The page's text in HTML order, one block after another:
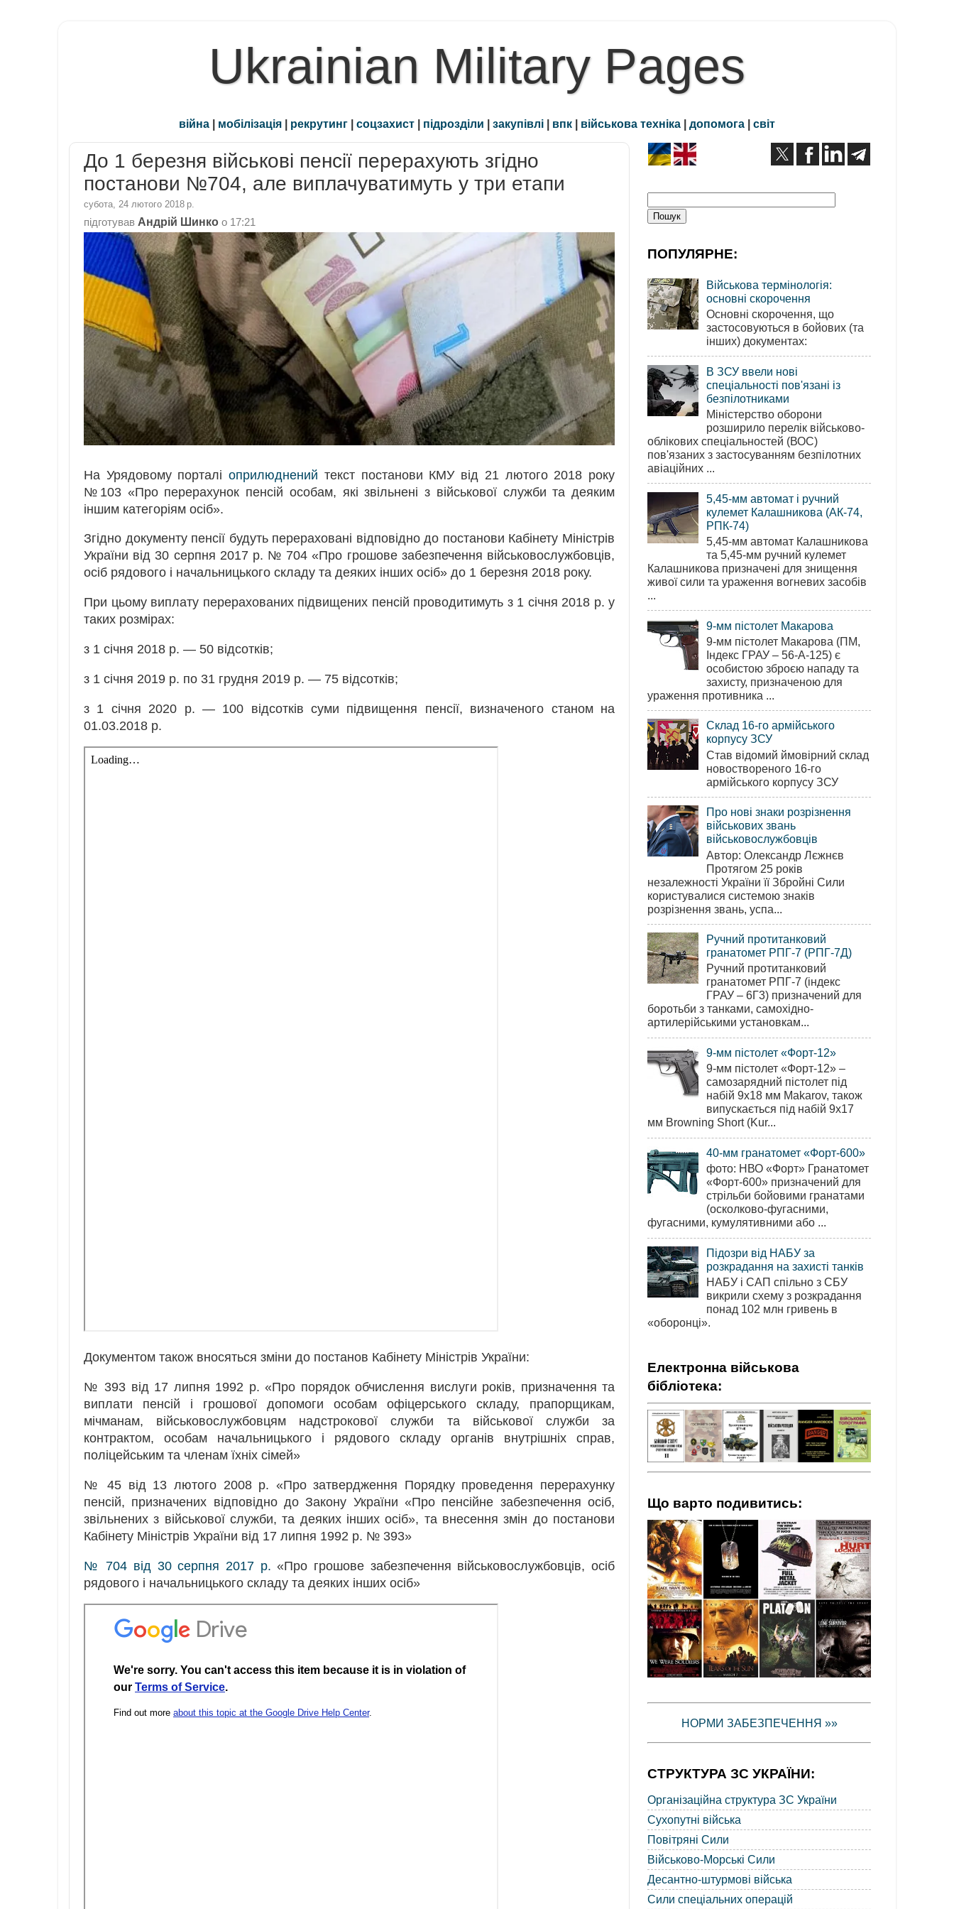
Ukrainian Military Pages
війна | мобілізація | рекрутинг | соцзахист | підрозділи | закупівлі | впк | військова техніка | допомога | світ
До 1 березня військові пенсії перерахують згідно
постанови №704, але виплачуватимуть у три етапи
субота, 24 лютого 2018 р.
підготував Андрій Шинко о 17:21
На Урядовому порталіоприлюднений текст постанови КМУ від 21 лютого 2018 року
№103 «Про перерахунок пенсій особам, які звільнені з військової служби та деяким
іншим категоріям осіб».
Згідно документу пенсії будуть перераховані відповідно до постанови Кабінету Міністрів
України від 30 серпня 2017 р. № 704 «Про грошове забезпечення військовослужбовців,
осіб рядового і начальницького складу та деяких інших осіб» до 1 березня 2018 року.
При цьому виплату перерахованих підвищених пенсій проводитимуть з 1 січня 2018 р. у
таких розмірах:
з 1 січня 2018 р. — 50 відсотків;
з 1 січня 2019 р. по 31 грудня 2019 р. — 75 відсотків;
з 1 січня 2020 р. — 100 відсотків суми підвищення пенсії, визначеного станом на
01.03.2018 р.
Документом також вносяться зміни до постанов Кабінету Міністрів України:
№ 393 від 17 липня 1992 р. «Про порядок обчислення вислуги років, призначення та
виплати пенсій і грошової допомоги особам офіцерського складу, прапорщикам,
мічманам, військовослужбовцям надстрокової служби та військової служби за
контрактом, особам начальницького і рядового складу органів внутрішніх справ,
поліцейським та членам їхніх сімей»
№ 45 від 13 лютого 2008 р. «Про затвердження Порядку проведення перерахунку
пенсій, призначених відповідно до Закону України «Про пенсійне забезпечення осіб,
звільнених з військової служби, та деяких інших осіб», та внесення змін до постанови
Кабінету Міністрів України від 17 липня 1992 р. № 393»
№ 704 від 30 серпня 2017 р. «Про грошове забезпечення військовослужбовців, осіб
рядового і начальницького складу та деяких інших осіб»
ПОПУЛЯРНЕ:
Військова термінологія:
основні скорочення
Основні скорочення, що
застосовуються в бойових (та
інших) документах:
В ЗСУ ввели нові
спеціальності пов'язані із
безпілотниками
Міністерство оборони
розширило перелік військово-
облікових спеціальностей (ВОС)
пов'язаних з застосуванням безпілотних
авіаційних ...
5,45-мм автомат і ручний
кулемет Калашникова (АК-74,
РПК-74)
5,45-мм автомат Калашникова
та 5,45-мм ручний кулемет
Калашникова призначені для знищення
живої сили та ураження вогневих засобів
...
9-мм пістолет Макарова
9-мм пістолет Макарова (ПМ,
Індекс ГРАУ – 56-А-125) є
особистою зброєю нападу та
захисту, призначеною для
ураження противника ...
Склад 16-го армійського
корпусу ЗСУ
Став відомий ймовірний склад
новоствореного 16-го
армійського корпусу ЗСУ
Про нові знаки розрізнення
військових звань
військовослужбовців
Автор: Олександр Лєжнєв
Протягом 25 років
незалежності України її Збройні Сили
користувалися системою знаків
розрізнення звань, успа...
Ручний протитанковий
гранатомет РПГ-7 (РПГ-7Д)
Ручний протитанковий
гранатомет РПГ-7 (індекс
ГРАУ – 6Г3) призначений для
боротьби з танками, самохідно-
артилерійськими установкам...
9-мм пістолет «Форт-12»
9-мм пістолет «Форт-12» –
самозарядний пістолет під
набій 9х18 мм Makarov, також
випускається під набій 9х17
мм Browning Short (Kur...
40-мм гранатомет «Форт-600»
фото: НВО «Форт» Гранатомет
«Форт-600» призначений для
стрільби бойовими гранатами
(осколково-фугасними,
фугасними, кумулятивними або ...
Підозри від НАБУ за
розкрадання на захисті танків
НАБУ і САП спільно з СБУ
викрили схему з розкрадання
понад 102 млн гривень в
«оборонці».
Електронна військова
бібліотека:
Що варто подивитись:
НОРМИ ЗАБЕЗПЕЧЕННЯ »»
СТРУКТУРА ЗС УКРАЇНИ:
Організаційна структура ЗС України
Сухопутні війська
Повітряні Сили
Військово-Морські Сили
Десантно-штурмові війська
Сили спеціальних операцій